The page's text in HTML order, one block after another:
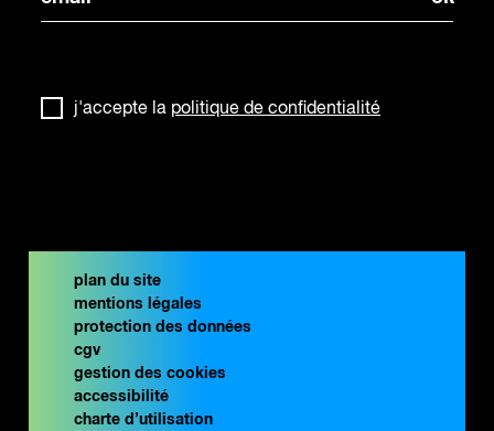
j'accepte la politique de confidentialité
plan du site
mentions légales
protection des données
cgv
gestion des cookies
accessibilité
charte d’utilisation